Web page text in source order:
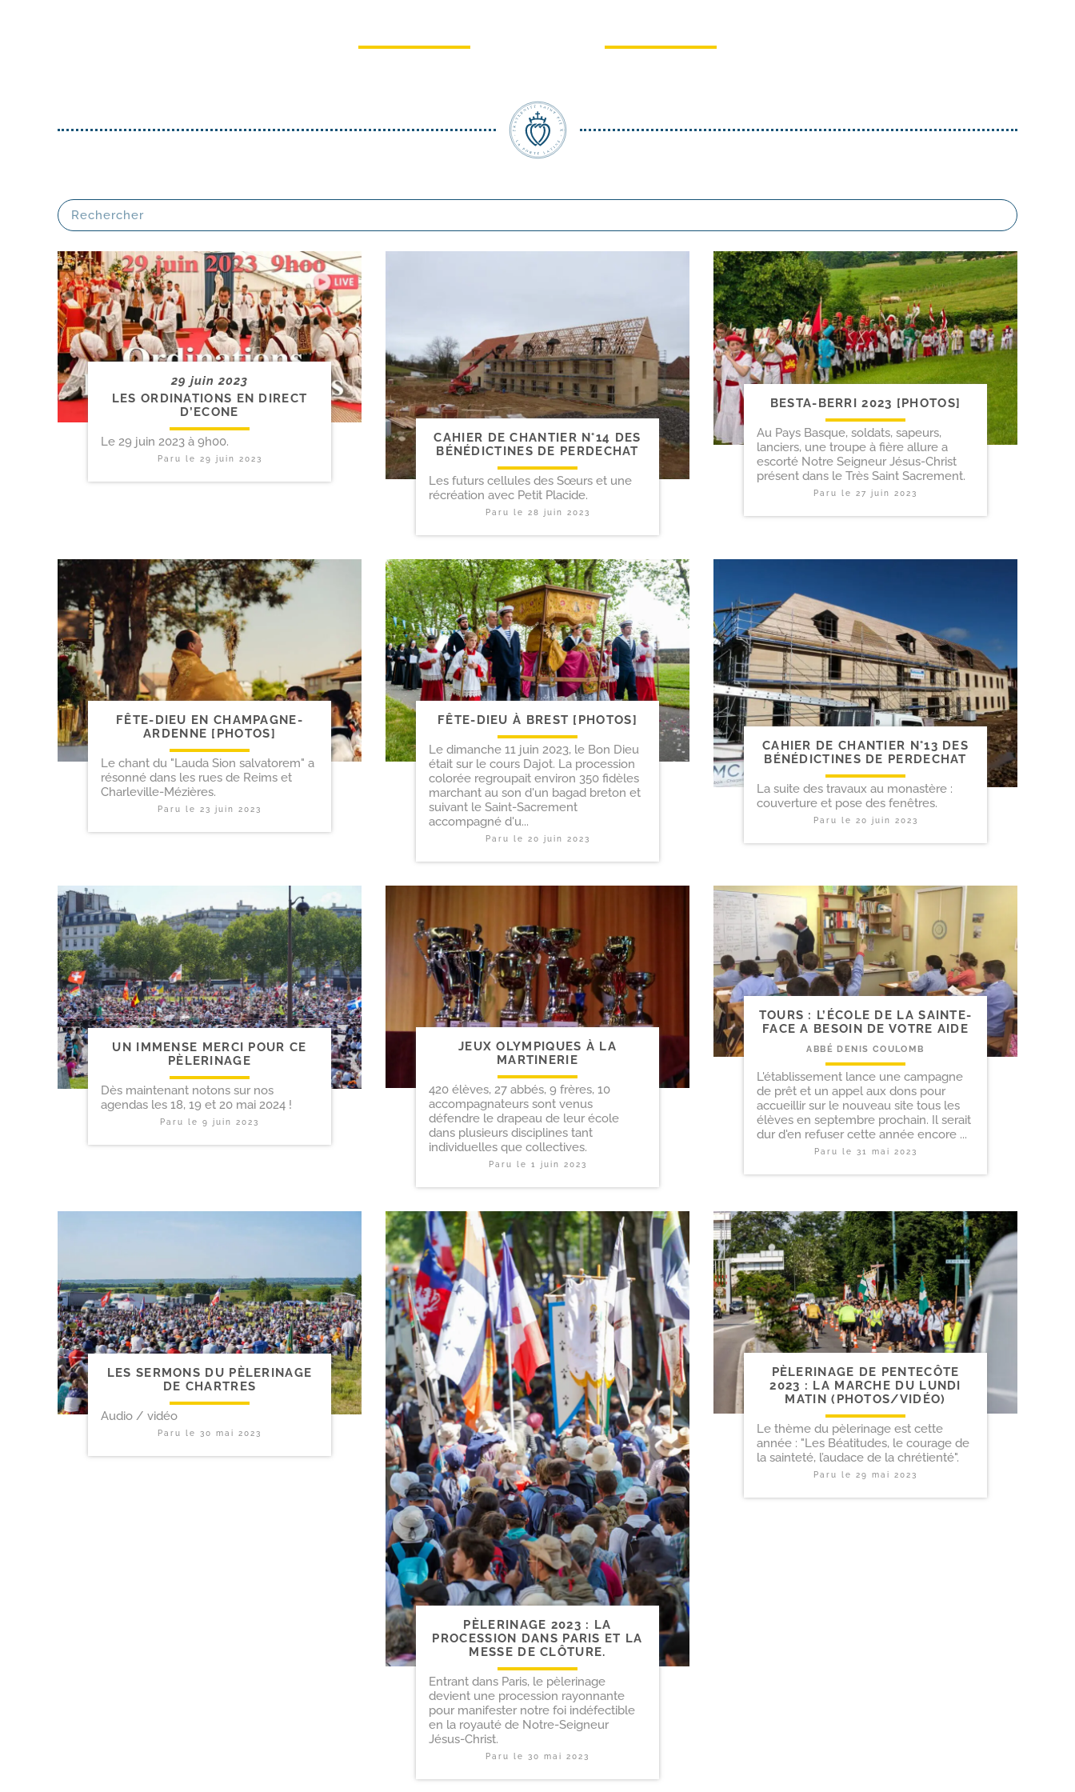
29 juin 2023
LES ORDINATIONS EN DIRECT
D’ECONE
Le 29 juin 2023 à 9h00.
Paru le 29 juin 2023
CAHIER DE CHANTIER N°14 DES
BÉNÉDICTINES DE PERDECHAT
Les futurs cellules des Sœurs et une
récréation avec Petit Placide.
Paru le 28 juin 2023
BESTA-​BERRI 2023 [PHOTOS]
Au Pays Basque, soldats, sapeurs,
lanciers, une troupe à fière allure a
escorté Notre Seigneur Jésus-Christ
présent dans le Très Saint Sacrement.
Paru le 27 juin 2023
FÊTE-​DIEU EN CHAMPAGNE-​
ARDENNE [PHOTOS]
Le chant du "Lauda Sion salvatorem" a
résonné dans les rues de Reims et
Charleville-Mézières.
Paru le 23 juin 2023
FÊTE-​DIEU À BREST [PHOTOS]
Le dimanche 11 juin 2023, le Bon Dieu
était sur le cours Dajot. La procession
colorée regroupait environ 350 fidèles
marchant au son d'un bagad breton et
suivant le Saint-Sacrement
accompagné d'u...
Paru le 20 juin 2023
CAHIER DE CHANTIER N°13 DES
BÉNÉDICTINES DE PERDECHAT
La suite des travaux au monastère :
couverture et pose des fenêtres.
Paru le 20 juin 2023
UN IMMENSE MERCI POUR CE
PÈLERINAGE
Dès maintenant notons sur nos
agendas les 18, 19 et 20 mai 2024 !
Paru le 9 juin 2023
JEUX OLYMPIQUES À LA
MARTINERIE
420 élèves, 27 abbés, 9 frères, 10
accompagnateurs sont venus
défendre le drapeau de leur école
dans plusieurs disciplines tant
individuelles que collectives.
Paru le 1 juin 2023
TOURS : L’ÉCOLE DE LA SAINTE-​
FACE A BESOIN DE VOTRE AIDE
ABBÉ DENIS COULOMB
L'établissement lance une campagne
de prêt et un appel aux dons pour
accueillir sur le nouveau site tous les
élèves en septembre prochain. Il serait
dur d'en refuser cette année encore ...
Paru le 31 mai 2023
LES SERMONS DU PÈLERINAGE
DE CHARTRES
Audio / vidéo
Paru le 30 mai 2023
PÈLERINAGE 2023 : LA
PROCESSION DANS PARIS ET LA
MESSE DE CLÔTURE.
Entrant dans Paris, le pèlerinage
devient une procession rayonnante
pour manifester notre foi indéfectible
en la royauté de Notre-Seigneur
Jésus-Christ.
Paru le 30 mai 2023
PÈLERINAGE DE PENTECÔTE
2023 : LA MARCHE DU LUNDI
MATIN (PHOTOS/​VIDÉO)
Le thème du pèlerinage est cette
année : "Les Béatitudes, le courage de
la sainteté, l’audace de la chrétienté".
Paru le 29 mai 2023